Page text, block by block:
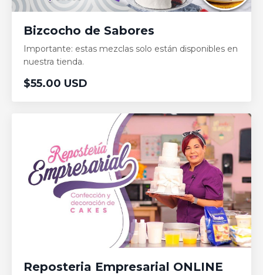
Bizcocho de Sabores
Importante: estas mezclas solo están disponibles en
nuestra tienda.
$55.00 USD
Reposteria Empresarial ONLINE